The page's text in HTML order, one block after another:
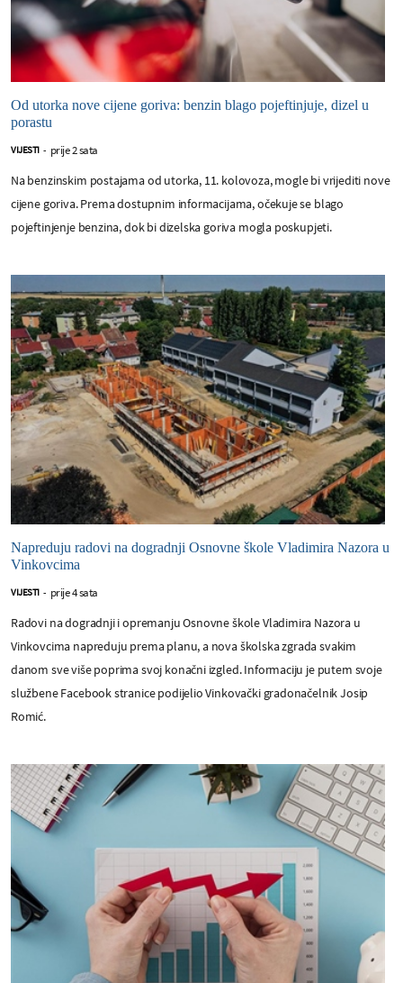
Od utorka nove cijene goriva: benzin blago pojeftinjuje, dizel u
porastu
VIJESTI - prije 2 sata
Na benzinskim postajama od utorka, 11. kolovoza, mogle bi vrijediti nove
cijene goriva. Prema dostupnim informacijama, očekuje se blago
pojeftinjenje benzina, dok bi dizelska goriva mogla poskupjeti.
Napreduju radovi na dogradnji Osnovne škole Vladimira Nazora u
Vinkovcima
VIJESTI - prije 4 sata
Radovi na dogradnji i opremanju Osnovne škole Vladimira Nazora u
Vinkovcima napreduju prema planu, a nova školska zgrada svakim
danom sve više poprima svoj konačni izgled. Informaciju je putem svoje
službene Facebook stranice podijelio Vinkovački gradonačelnik Josip
Romić.